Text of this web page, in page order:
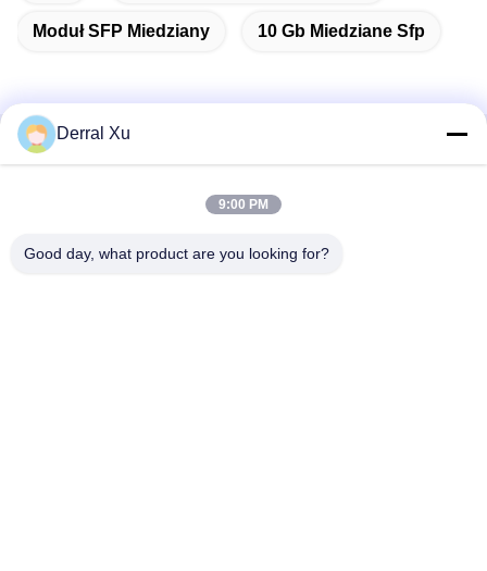
Moduł SFP Miedziany 10 Gb Miedziane Sfp
Szybki kontakt
Budynek 2#, nr.1000 aleja Tiangong, ulica Xinxing, nowa
Derral Xu
9:00 PM
Good day, what product are you looking for?